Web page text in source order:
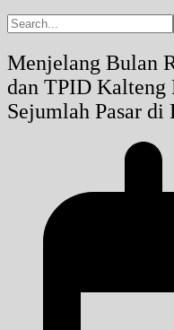
Menjelang Bulan
dan TPID Kalteng
Sejumlah Pasar di